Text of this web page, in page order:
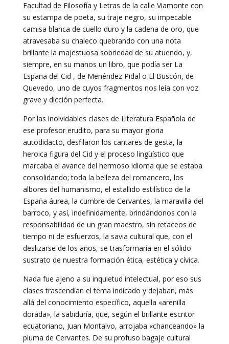
Facultad de Filosofía y Letras de la calle Viamonte con
su estampa de poeta, su traje negro, su impecable
camisa blanca de cuello duro y la cadena de oro, que
atravesaba su chaleco quebrando con una nota
brillante la majestuosa sobriedad de su atuendo, y,
siempre, en su manos un libro, que podía ser La
España del Cid , de Menéndez Pidal o El Buscón, de
Quevedo, uno de cuyos fragmentos nos leía con voz
grave y dicción perfecta.
Por las inolvidables clases de Literatura Española de
ese profesor erudito, para su mayor gloria
autodidacto, desfilaron los cantares de gesta, la
heroica figura del Cid y el proceso lingüístico que
marcaba el avance del hermoso idioma que se estaba
consolidando; toda la belleza del romancero, los
albores del humanismo, el estallido estilístico de la
España áurea, la cumbre de Cervantes, la maravilla del
barroco, y así, indefinidamente, brindándonos con la
responsabilidad de un gran maestro, sin retaceos de
tiempo ni de esfuerzos, la savia cultural que, con el
deslizarse de los años, se trasformaría en el sólido
sustrato de nuestra formación ética, estética y cívica.
Nada fue ajeno a su inquietud intelectual, por eso sus
clases trascendían el tema indicado y dejaban, más
allá del conocimiento específico, aquella «arenilla
dorada», la sabiduría, que, según el brillante escritor
ecuatoriano, Juan Montalvo, arrojaba «chanceando» la
pluma de Cervantes. De su profuso bagaje cultural